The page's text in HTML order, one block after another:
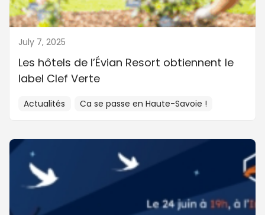
July 7, 2025
Les hôtels de l’Évian Resort obtiennent le
label Clef Verte
Actualités Ca se passe en Haute-Savoie !